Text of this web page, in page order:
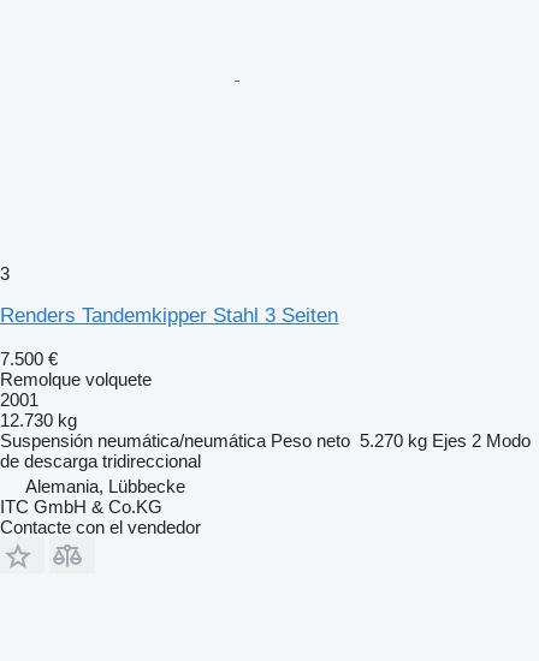
3
Renders Tandemkipper Stahl 3 Seiten
7.500 €
Remolque volquete
2001
12.730 kg
Suspensión neumática/neumática Peso neto 5.270 kg Ejes 2 Modo
de descarga tridireccional
Alemania, Lübbecke
ITC GmbH & Co.KG
Contacte con el vendedor